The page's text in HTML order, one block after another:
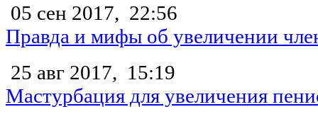
05 сен 2017, 22:56
Правда и мифы об увеличении
25 авг 2017, 15:19
Мастурбация для увеличения